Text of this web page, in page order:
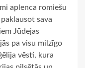
aplenca romiešu
sava
Jūdejas
pa visu milzīgo
vēsti, kura